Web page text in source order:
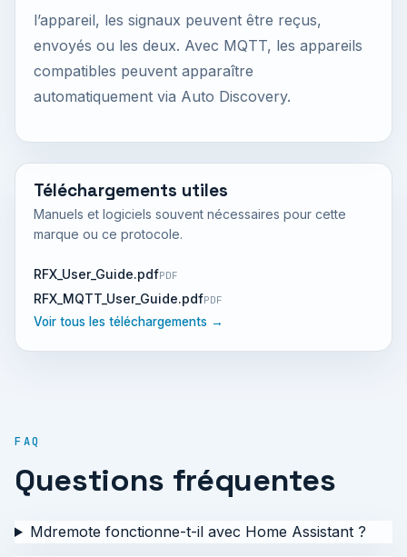
l’appareil, les signaux peuvent être reçus,
envoyés ou les deux. Avec MQTT, les appareils
compatibles peuvent apparaître
automatiquement via Auto Discovery.
Téléchargements utiles
Manuels et logiciels souvent nécessaires pour cette
marque ou ce protocole.
RFX_User_Guide.pdfPDF
RFX_MQTT_User_Guide.pdfPDF
Voir tous les téléchargements →
FAQ
Questions fréquentes
Mdremote fonctionne-t-il avec Home Assistant ?